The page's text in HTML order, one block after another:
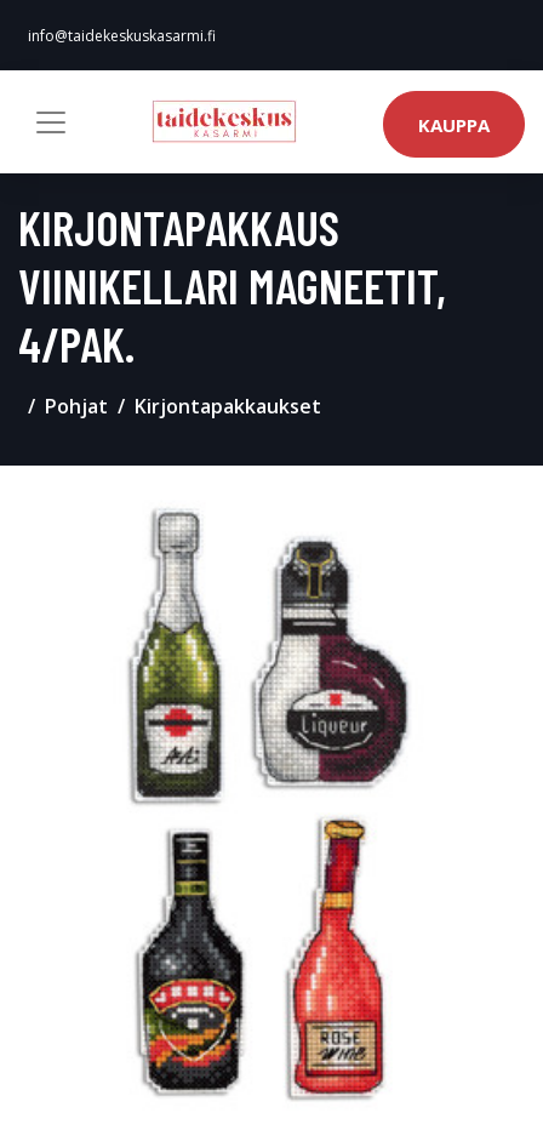
info@taidekeskuskasarmi.fi
KAUPPA
KIRJONTAPAKKAUS
VIINIKELLARI MAGNEETIT,
4/PAK.
Pohjat Kirjontapakkaukset